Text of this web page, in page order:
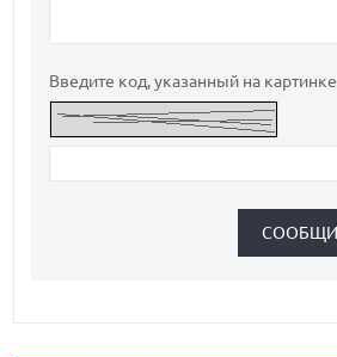
Введите код, указанный на картинке